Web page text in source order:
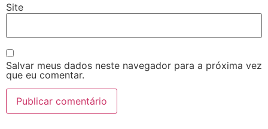
Site
Salvar meus dados neste navegador para a próxima vez
que eu comentar.